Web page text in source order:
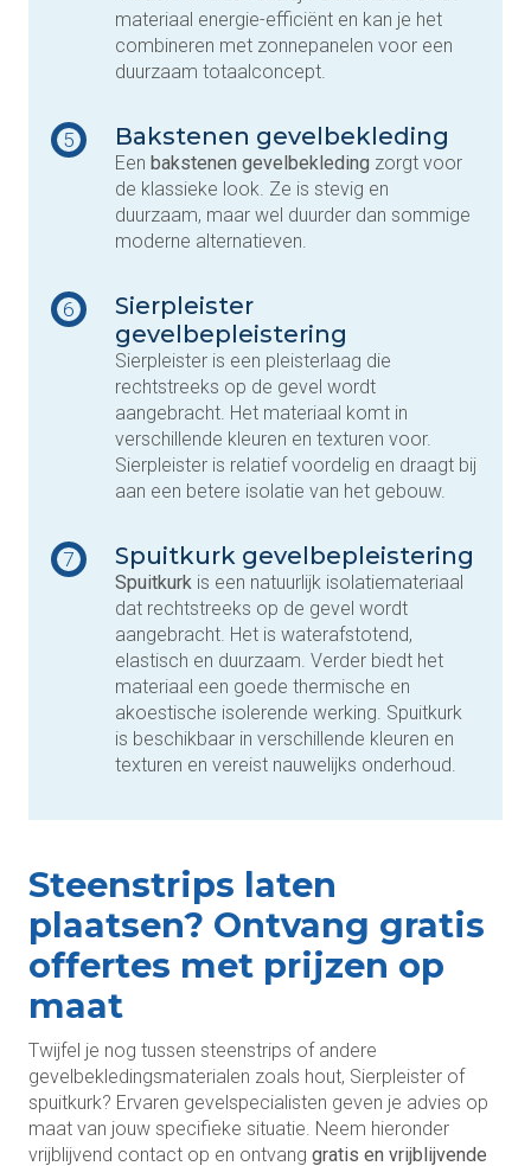
materiaal energie-efficiënt en kan je het
combineren met zonnepanelen voor een
duurzaam totaalconcept.
5 Bakstenen gevelbekleding
Een bakstenen gevelbekleding zorgt voor
de klassieke look. Ze is stevig en
duurzaam, maar wel duurder dan sommige
moderne alternatieven.
6
Sierpleister
gevelbepleistering
Sierpleister is een pleisterlaag die
rechtstreeks op de gevel wordt
aangebracht. Het materiaal komt in
verschillende kleuren en texturen voor.
Sierpleister is relatief voordelig en draagt bij
aan een betere isolatie van het gebouw.
7 Spuitkurk gevelbepleistering
Spuitkurk is een natuurlijk isolatiemateriaal
dat rechtstreeks op de gevel wordt
aangebracht. Het is waterafstotend,
elastisch en duurzaam. Verder biedt het
materiaal een goede thermische en
akoestische isolerende werking. Spuitkurk
is beschikbaar in verschillende kleuren en
texturen en vereist nauwelijks onderhoud.
Steenstrips laten
plaatsen? Ontvang gratis
offertes met prijzen op
maat
Twijfel je nog tussen steenstrips of andere
gevelbekledingsmaterialen zoals hout, Sierpleister of
spuitkurk? Ervaren gevelspecialisten geven je advies op
maat van jouw specifieke situatie. Neem hieronder
vrijblijvend contact op en ontvang gratis en vrijblijvende